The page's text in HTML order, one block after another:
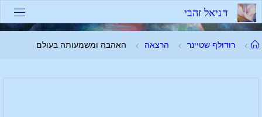
דניאל זהבי
רודולף שטיינר הרצאה האהבה ומשמעותה בעולם